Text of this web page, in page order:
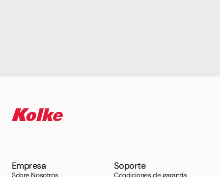
Empresa
Sobre Nosotros
Soporte
Condiciones de garantía